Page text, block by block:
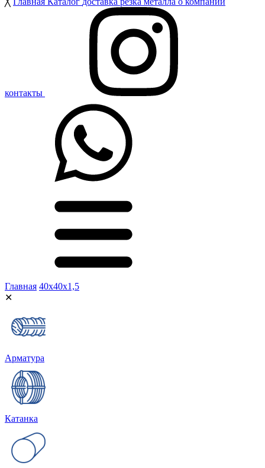
контакты
Главная 40х40х1,5
✕
Арматура
Катанка